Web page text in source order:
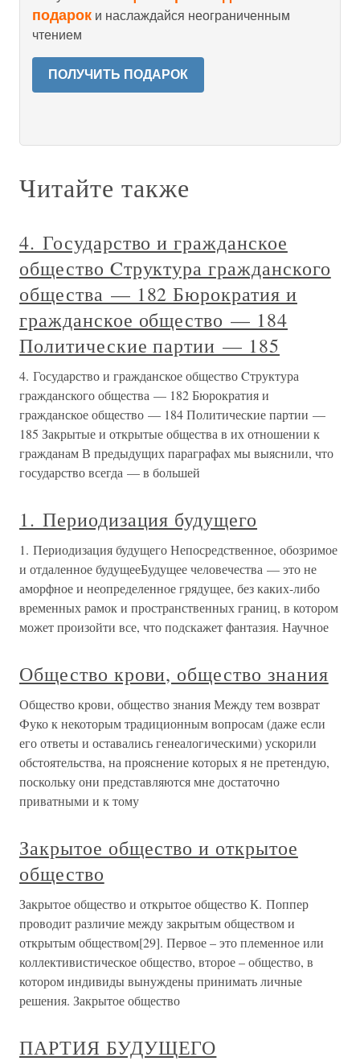
подарок и наслаждайся неограниченным
чтением
ПОЛУЧИТЬ ПОДАРОК
Читайте также
4. Государство и гражданское
общество Cтруктура гражданского
общества — 182 Бюрократия и
гражданское общество — 184
Политические партии — 185
4. Государство и гражданское общество Cтруктура
гражданского общества — 182 Бюрократия и
гражданское общество — 184 Политические партии —
185 Закрытые и открытые общества в их отношении к
гражданам В предыдущих параграфах мы выяснили, что
государство всегда — в большей
1. Периодизация будущего
1. Периодизация будущего Непосредственное, обозримое
и отдаленное будущееБудущее человечества — это не
аморфное и неопределенное грядущее, без каких-либо
временных рамок и пространственных границ, в котором
может произойти все, что подскажет фантазия. Научное
Общество крови, общество знания
Общество крови, общество знания Между тем возврат
Фуко к некоторым традиционным вопросам (даже если
его ответы и оставались генеалогическими) ускорили
обстоятельства, на прояснение которых я не претендую,
поскольку они представляются мне достаточно
приватными и к тому
Закрытое общество и открытое
общество
Закрытое общество и открытое общество К. Поппер
проводит различие между закрытым обществом и
открытым обществом[29]. Первое – это племенное или
коллективистическое общество, второе – общество, в
котором индивиды вынуждены принимать личные
решения. Закрытое общество
ПАРТИЯ БУДУЩЕГО